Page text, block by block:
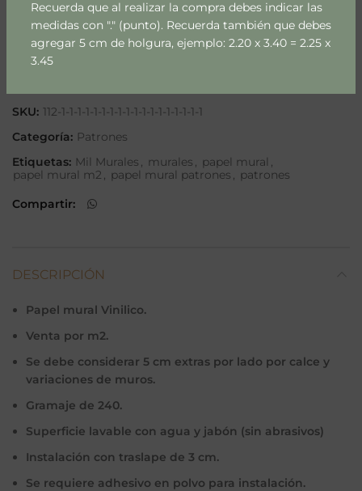
Recuerda que al realizar la compra debes indicar las
medidas con "." (punto). Recuerda también que debes
agregar 5 cm de holgura, ejemplo: 2.20 x 3.40 = 2.25 x
3.45
AÑADIR AL CARRITO
Añadir a lista
SKU: 112-1-1-1-1-1-1-1-1-1-1-1-1-1-1-1-1-1-1
Categoría: Patrones
Etiquetas: Mil Murales , murales , papel mural ,
papel mural m2 , papel mural patrones , patrones
Compartir
DESCRIPCIÓN
Papel mural Vinilico.
Venta por m2.
Se debe considerar 5 cm extras por lado por calce y
variaciones de muros.
Gramaje de 240.
Superficie lavable con agua y jabón (sin abrasivos)
Instalación con traslape de 3 cm.
Se requiere adhesivo en polvo para instalación.